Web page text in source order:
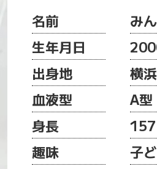
名前
み
生年月日
出身地
横浜
血液型
A型
身長
157
趣味
子